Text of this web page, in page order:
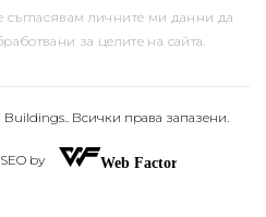
съгласявам личните ми данни да
за целите на сайта.
Всички права запазени.
by